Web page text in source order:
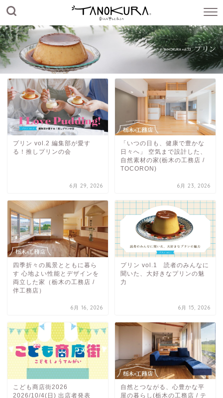
プリン vol.2 編集部が愛す
る！推しプリンの会
6月 29, 2026
「いつの日も、健康で豊かな
日々へ」 空気まで設計した、
自然素材の家(栃木の工務店 /
TOCORON)
6月 23, 2026
四季折々の風景とともに暮ら
す 心地よい性能とデザインを
両立した家（栃木の工務店 /
伴工務店）
6月 16, 2026
プリン vol.1 読者のみんなに
聞いた、大好きなプリンの魅
力
6月 15, 2026
こども商店街2026
2026/10/4(日) 出店者発表
自然とつながる、心豊かな平
屋の暮らし(栃木の工務店 / テ